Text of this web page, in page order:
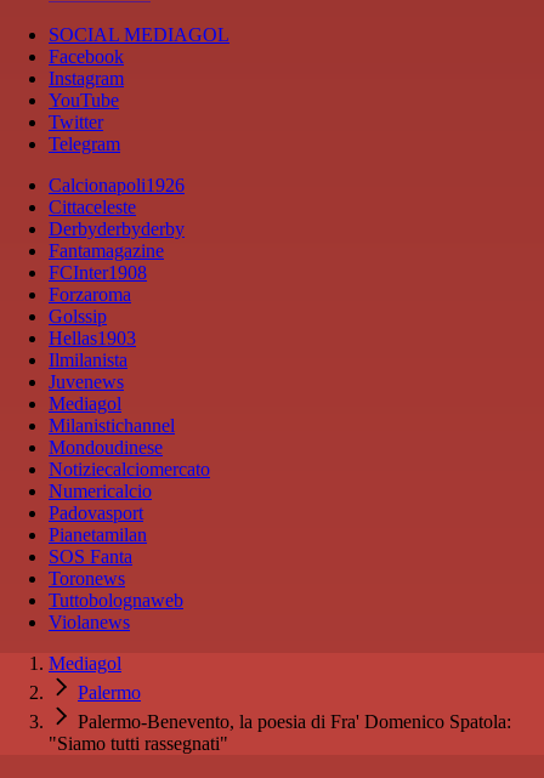
SOCIAL MEDIAGOL
Facebook
Instagram
YouTube
Twitter
Telegram
Calcionapoli1926
Cittaceleste
Derbyderbyderby
Fantamagazine
FCInter1908
Forzaroma
Golssip
Hellas1903
Ilmilanista
Juvenews
Mediagol
Milanistichannel
Mondoudinese
Notiziecalciomercato
Numericalcio
Padovasport
Pianetamilan
SOS Fanta
Toronews
Tuttobolognaweb
Violanews
Mediagol
Palermo
Palermo-Benevento, la poesia di Fra' Domenico Spatola:
"Siamo tutti rassegnati"